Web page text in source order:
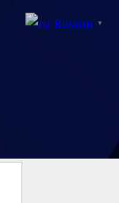
Russian ▼